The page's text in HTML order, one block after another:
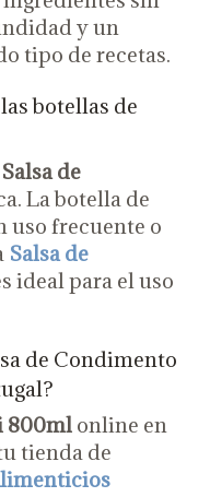
y un
tipo de recetas.
botellas de
Salsa de
La botella de
uso frecuente o
Salsa de
ideal para el uso
de Condimento
800mlonline en
tienda de